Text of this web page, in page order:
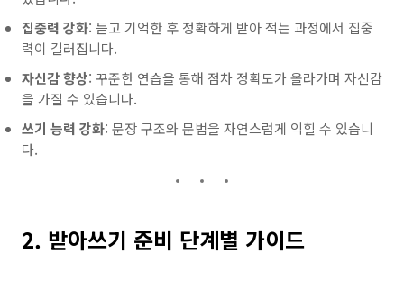
집중력 강화: 듣고 기억한 후 정확하게 받아 적는 과정에서 집중
력이 길러집니다.
자신감 향상: 꾸준한 연습을 통해 점차 정확도가 올라가며 자신감
을 가질 수 있습니다.
쓰기 능력 강화: 문장 구조와 문법을 자연스럽게 익힐 수 있습니
다.
2. 받아쓰기 준비 단계별 가이드